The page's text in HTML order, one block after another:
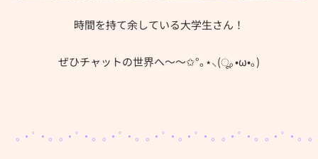
時間を持て余している大学生さん！
ぜひチャットの世界へ～～✩°｡⋆⸜(ू｡•ω•｡)
｡・ﾟ・。｡・ﾟ・。｡・ﾟ・。｡・ﾟ・｡・ﾟ・。｡・ﾟ・。｡・ﾟ・。